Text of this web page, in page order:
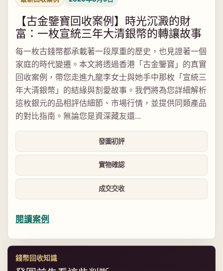
【古金鑒寶回收案例】時光沉澱的財
富：一枚宣統三年大清銀幣的轉讓故事
每一枚古錢幣都承載著一段厚重的歷史，也見證著一個
家庭的時代變遷。本文將透過香港「古金鑒寶」的真實
回收案例，帶您走進九龍李女士與她手中那枚「宣統三
年大清銀幣」的結緣與割愛故事。我們將為您詳細解析
這枚銀元的品相評估細節、市場行情，並提供同類產品
的對比指南。無論您是資深藏友還...
發圖初評
實物確認
成交交收
閱讀案例
錢幣回收知識